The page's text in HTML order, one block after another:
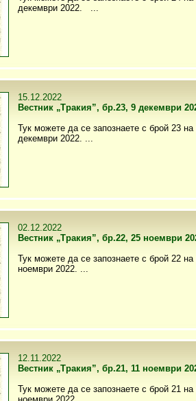
декември 2022. ...
15.12.2022
Вестник „Тракия”, бр.23, 9 декември
Тук можете да се запознаете с брой 23 на
декември 2022. ...
02.12.2022
Вестник „Тракия”, бр.22, 25 ноември
Тук можете да се запознаете с брой 22 на
ноември 2022. ...
12.11.2022
Вестник „Тракия”, бр.21, 11 ноември
Тук можете да се запознаете с брой 21 на